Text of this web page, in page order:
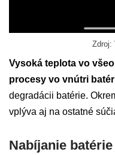
Zdroj:
Vysoká teplota vo
procesy vo vnútri
degradácii batérie.
vplýva aj na ostatné
Nabíjanie